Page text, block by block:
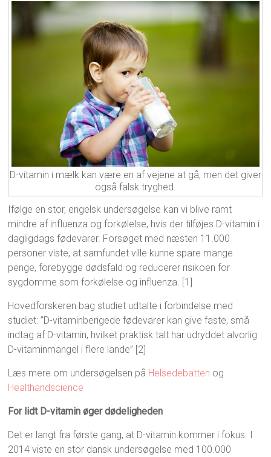
D-vitamin i mælk kan være en af vejene at gå, men det giver
også falsk tryghed.
Ifølge en stor, engelsk undersøgelse kan vi blive ramt
mindre af influenza og forkølelse, hvis der tilføjes D-vitamin i
dagligdags fødevarer. Forsøget med næsten 11.000
personer viste, at samfundet ville kunne spare mange
penge, forebygge dødsfald og reducerer risikoen for
sygdomme som forkølelse og influenza. [1]
Hovedforskeren bag studiet udtalte i forbindelse med
studiet: ”D-vitaminberigede fødevarer kan give faste, små
indtag af D-vitamin, hvilket praktisk talt har udryddet alvorlig
D-vitaminmangel i flere lande” [2]
Læs mere om undersøgelsen på Helsedebatten og
Healthandscience
For lidt D-vitamin øger dødeligheden
Det er langt fra første gang, at D-vitamin kommer i fokus. I
2014 viste en stor dansk undersøgelse med 100.000